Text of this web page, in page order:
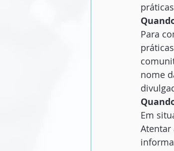
Para
nome
Em
Atentar